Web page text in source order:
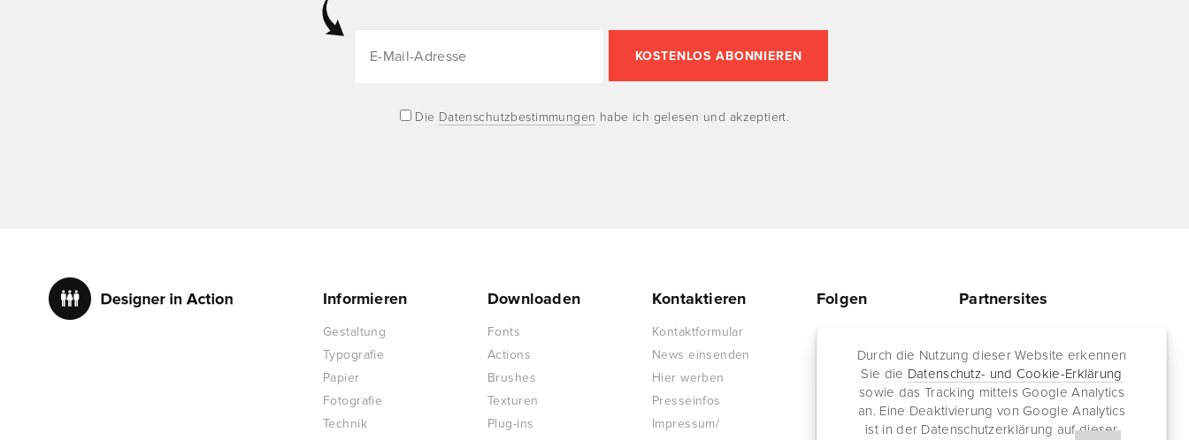
Durch die Nutzung dieser Website erkennen
Sie die Datenschutz- und Cookie-Erklärung
sowie das Tracking mittels Google Analytics
an. Eine Deaktivierung von Google Analytics
ist in der Datenschutzerklärung auf dieser
Die Datenschutzbestimmungen habe ich gelesen und akzeptiert.
Informieren
Gestaltung
Typografie
Papier
Fotografie
Technik
Downloaden
Fonts
Actions
Brushes
Texturen
Plug-ins
Kontaktieren
Kontaktformular
News einsenden
Hier werben
Presseinfos
Impressum/
Folgen
Facebook
RSS-Feed
Newsletter
Partnersites
Jazz for me